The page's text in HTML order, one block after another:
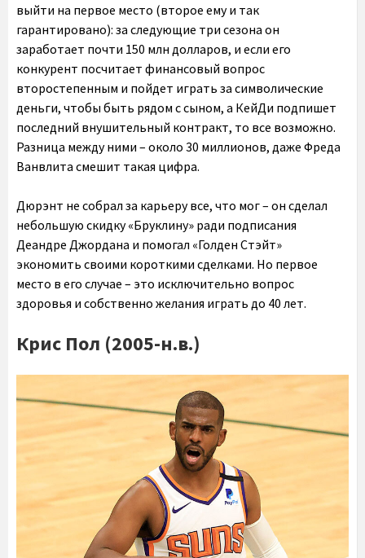
выйти на первое место (второе ему и так
гарантировано): за следующие три сезона он
заработает почти 150 млн долларов, и если его
конкурент посчитает финансовый вопрос
второстепенным и пойдет играть за символические
деньги, чтобы быть рядом с сыном, а КейДи подпишет
последний внушительный контракт, то все возможно.
Разница между ними – около 30 миллионов, даже Фреда
Ванвлита смешит такая цифра.
Дюрэнт не собрал за карьеру все, что мог – он сделал
небольшую скидку «Бруклину» ради подписания
Деандре Джордана и помогал «Голден Стэйт»
экономить своими короткими сделками. Но первое
место в его случае – это исключительно вопрос
здоровья и собственно желания играть до 40 лет.
Крис Пол (2005-н.в.)